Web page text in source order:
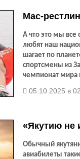
Мас-
А что это мы все
любят наш
шагает по
спортсмены из
чемпионат мира
05.10.2025 в
«Якутию не
Обычный
авиабилеты